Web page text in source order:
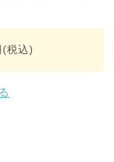
税込)